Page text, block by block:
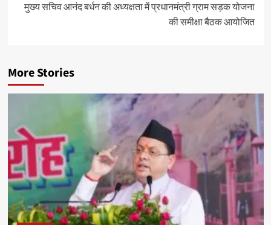
मुख्य सचिव आनंद बर्धन की अध्यक्षता में प्रधानमंत्री ग्राम सड़क योजना
की समीक्षा बैठक आयोजित
More Stories